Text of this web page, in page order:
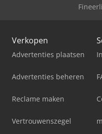
Verkopen
Advertenties plaatsen
Advertenties beheren
Reclame maken
Vertrouwenszegel